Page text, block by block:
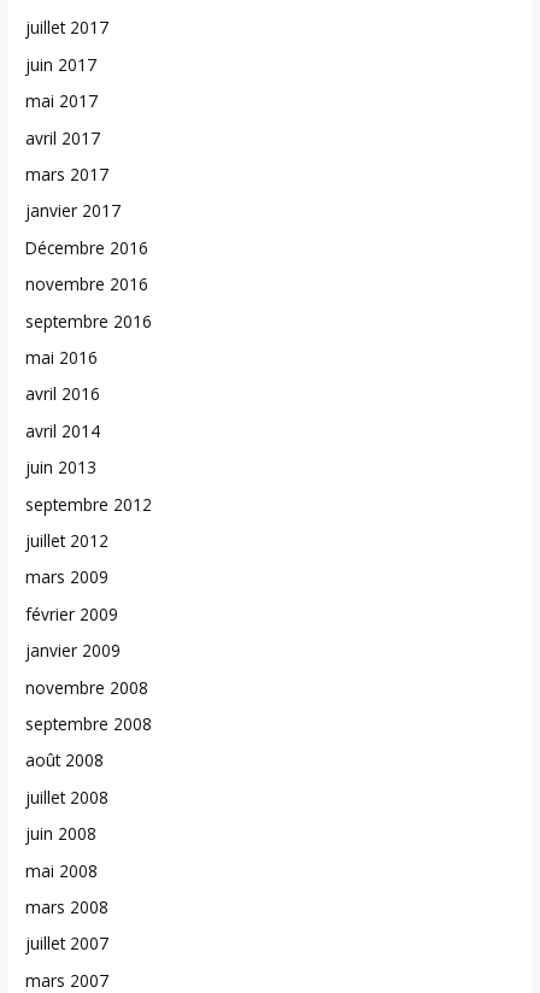
juillet 2017
juin 2017
mai 2017
avril 2017
mars 2017
janvier 2017
Décembre 2016
novembre 2016
septembre 2016
mai 2016
avril 2016
avril 2014
juin 2013
septembre 2012
juillet 2012
mars 2009
février 2009
janvier 2009
novembre 2008
septembre 2008
août 2008
juillet 2008
juin 2008
mai 2008
mars 2008
juillet 2007
mars 2007